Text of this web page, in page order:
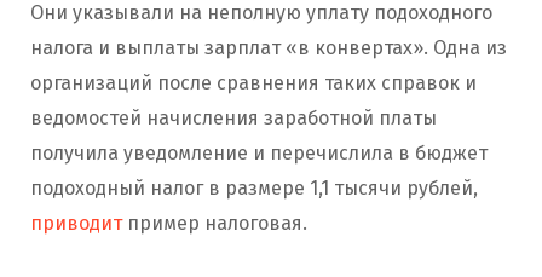
Они указывали на неполную уплату подоходного
налога и выплаты зарплат «в конвертах». Одна из
организаций после сравнения таких справок и
ведомостей начисления заработной платы
получила уведомление и перечислила в бюджет
подоходный налог в размере 1,1 тысячи рублей,
приводит пример налоговая.